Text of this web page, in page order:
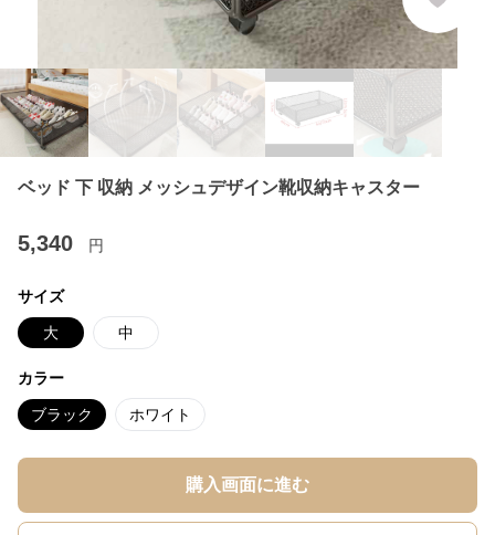
ベッド 下 収納 メッシュデザイン靴収納キャスター
5,340 円
サイズ
大 中
カラー
ブラック ホワイト
購入画面に進む